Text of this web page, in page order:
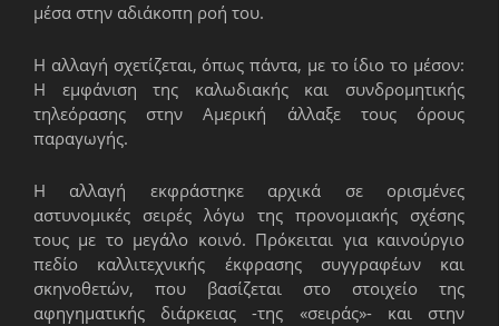
μέσα στην αδιάκοπη ροή του.
Η αλλαγή σχετίζεται, όπως πάντα, με το ίδιο το μέσον:
Η εμφάνιση της καλωδιακής και συνδρομητικής
τηλεόρασης στην Αμερική άλλαξε τους όρους
παραγωγής.
Η αλλαγή εκφράστηκε αρχικά σε ορισμένες
αστυνομικές σειρές λόγω της προνομιακής σχέσης
τους με το μεγάλο κοινό. Πρόκειται για καινούργιο
πεδίο καλλιτεχνικής έκφρασης συγ­γραφέων και
σκηνοθετών, που βασίζεται στο στοιχείο της
αφηγηματικής διάρκειας -της «σειράς»- και στην